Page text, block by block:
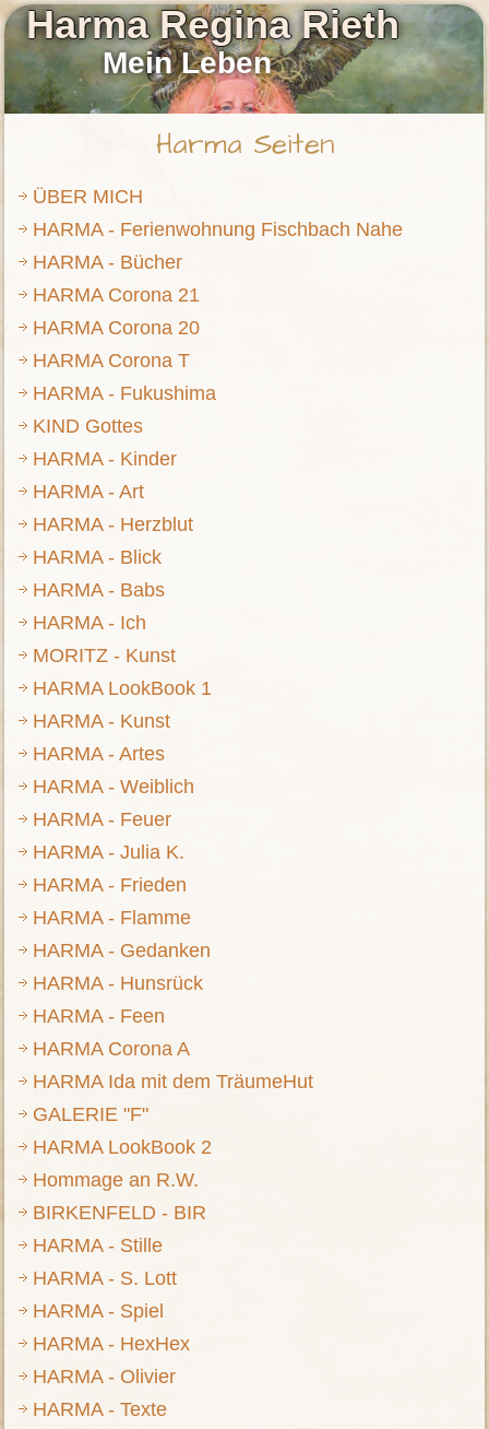
Harma Regina Rieth
Mein Leben
Harma Seiten
ÜBER MICH
HARMA - Ferienwohnung Fischbach Nahe
HARMA - Bücher
HARMA Corona 21
HARMA Corona 20
HARMA Corona T
HARMA - Fukushima
KIND Gottes
HARMA - Kinder
HARMA - Art
HARMA - Herzblut
HARMA - Blick
HARMA - Babs
HARMA - Ich
MORITZ - Kunst
HARMA LookBook 1
HARMA - Kunst
HARMA - Artes
HARMA - Weiblich
HARMA - Feuer
HARMA - Julia K.
HARMA - Frieden
HARMA - Flamme
HARMA - Gedanken
HARMA - Hunsrück
HARMA - Feen
HARMA Corona A
HARMA Ida mit dem TräumeHut
GALERIE "F"
HARMA LookBook 2
Hommage an R.W.
BIRKENFELD - BIR
HARMA - Stille
HARMA - S. Lott
HARMA - Spiel
HARMA - HexHex
HARMA - Olivier
HARMA - Texte